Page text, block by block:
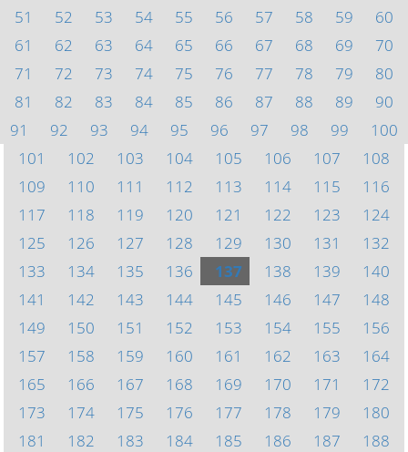
51
52 53 54 55 56 57 58 59
60
61
62 63 64 65 66 67 68 69
70
71
72 73 74 75 76 77 78 79
80
81
82 83 84 85 86 87 88 89
90
91
92 93 94 95 96 97 98 99
100
101
102 103 104 105 106 107
108
109
110 111 112 113 114 115
116
117
118 119 120 121 122 123
124
125
126 127 128 129 130 131
132
133
134 135 136 137 138 139
140
141
142 143 144 145 146 147
148
149
150 151 152 153 154 155
156
157
158 159 160 161 162 163
164
165
166 167 168 169 170 171
172
173
174 175 176 177 178 179
180
181
182 183 184 185 186 187
188